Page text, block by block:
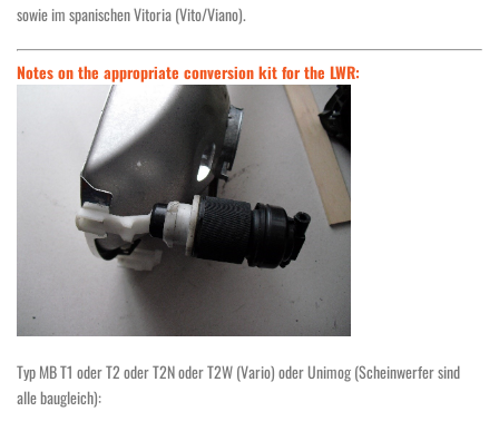
sowie im spanischen Vitoria (Vito/Viano).
Notes on the appropriate conversion kit for the LWR:
Typ MB T1 oder T2 oder T2N oder T2W (Vario) oder Unimog (Scheinwerfer sind
alle baugleich):